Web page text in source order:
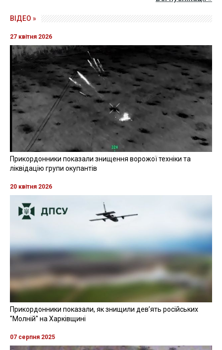
ВІДЕО »
27 квітня 2026
Прикордонники показали знищення ворожої техніки та
ліквідацію групи окупантів
20 квітня 2026
Прикордонники показали, як знищили девʼять російських
"Молній" на Харківщині
07 серпня 2025